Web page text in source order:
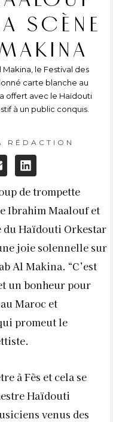
SCÈNE
le Festival des
carte blanche au
offert avec le Haïdouti
à un public conquis.
RÉDACTION
de trompette
Ibrahim Maalouf et
du Haïdouti Orkestar
joie solennelle sur
Al Makina. “C’est
un bonheur pour
Maroc et
promeut le
à Fès et cela se
Haïdouti
venus des